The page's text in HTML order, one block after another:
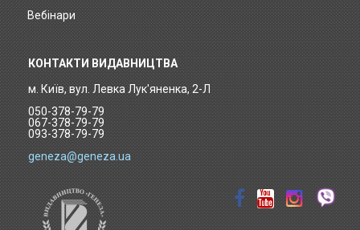
КОНТАКТИ ВИДАВНИЦТВА
м. Київ, вул. Левка Лук'яненка, 2-Л
050-378-79-79
067-378-79-79
093-378-79-79
geneza@geneza.ua
Вебінари